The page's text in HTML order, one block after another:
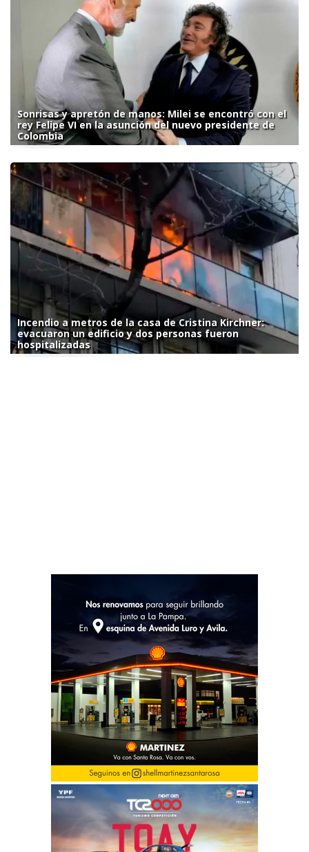
Sonrisas y apretón de manos: Milei se encontró con el
rey Felipe VI en la asunción del nuevo presidente de
Colombia
Incendio a metros de la casa de Cristina Kirchner:
evacuaron un edificio y dos personas fueron
hospitalizadas